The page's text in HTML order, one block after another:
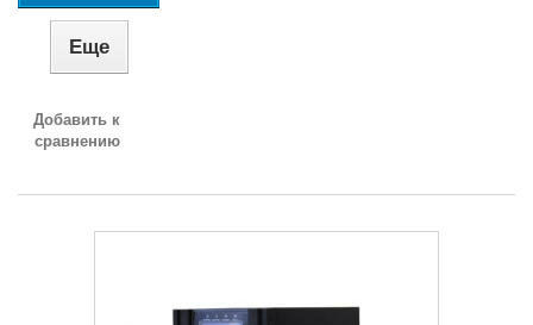
Еще
Добавить к
сравнению